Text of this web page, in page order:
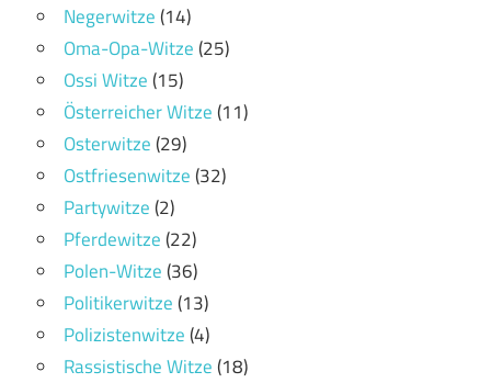
Negerwitze(14)
Oma-Opa-Witze(25)
Ossi Witze(15)
Österreicher Witze(11)
Osterwitze(29)
Ostfriesenwitze(32)
Partywitze(2)
Pferdewitze(22)
Polen-Witze(36)
Politikerwitze(13)
Polizistenwitze(4)
Rassistische Witze(18)